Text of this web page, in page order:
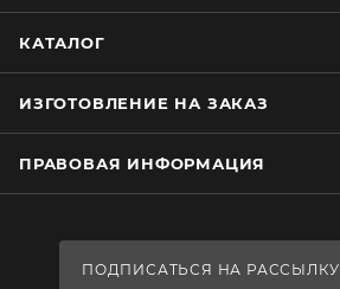
КАТАЛОГ
ИЗГОТОВЛЕНИЕ НА ЗАКАЗ
ПРАВОВАЯ ИНФОРМАЦИЯ
ПОДПИСАТЬСЯ НА РАССЫЛКУ